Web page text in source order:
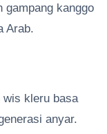
gampang kanggo
Arab.
wis kleru basa
anyar.